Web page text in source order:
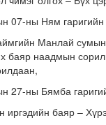
07-ны Ням
Манлай
баяр наадмын
27-ны Бямба
иргэдийн баяр –